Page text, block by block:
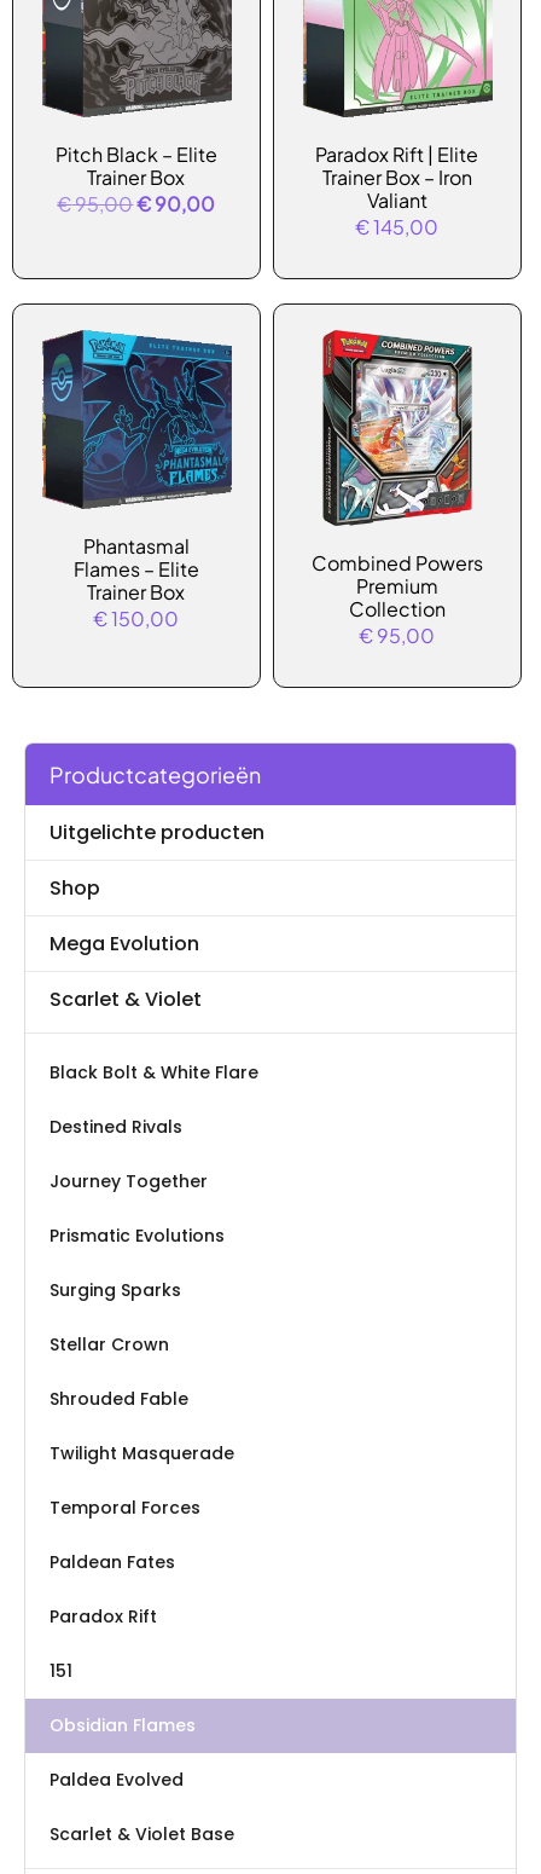
Pitch Black – Elite
Trainer Box
€95,00Oorspronkelijke
€90,00Huidige
Paradox Rift | Elite
Trainer Box – Iron
Valiant
€145,00
Phantasmal
Flames – Elite
Trainer Box
€150,00
Combined Powers
Premium
Collection
€95,00
Productcategorieën
Uitgelichte producten
Shop
Mega Evolution
Scarlet & Violet
Black Bolt & White Flare
Destined Rivals
Journey Together
Prismatic Evolutions
Surging Sparks
Stellar Crown
Shrouded Fable
Twilight Masquerade
Temporal Forces
Paldean Fates
Paradox Rift
151
Obsidian Flames
Paldea Evolved
Scarlet & Violet Base